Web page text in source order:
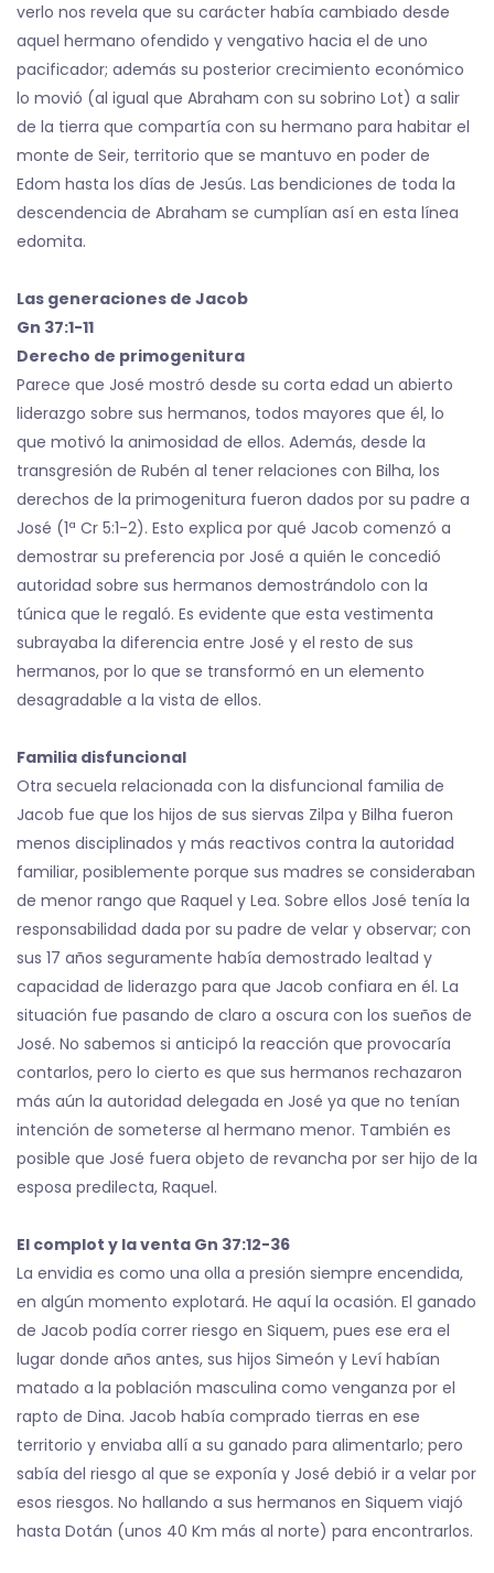
verlo nos revela que su carácter había cambiado desde
aquel hermano ofendido y vengativo hacia el de uno
pacificador; además su posterior crecimiento económico
lo movió (al igual que Abraham con su sobrino Lot) a salir
de la tierra que compartía con su hermano para habitar el
monte de Seir, territorio que se mantuvo en poder de
Edom hasta los días de Jesús. Las bendiciones de toda la
descendencia de Abraham se cumplían así en esta línea
edomita.
Las generaciones de Jacob
Gn 37:1-11
Derecho de primogenitura
Parece que José mostró desde su corta edad un abierto
liderazgo sobre sus hermanos, todos mayores que él, lo
que motivó la animosidad de ellos. Además, desde la
transgresión de Rubén al tener relaciones con Bilha, los
derechos de la primogenitura fueron dados por su padre a
José (1ª Cr 5:1-2). Esto explica por qué Jacob comenzó a
demostrar su preferencia por José a quién le concedió
autoridad sobre sus hermanos demostrándolo con la
túnica que le regaló. Es evidente que esta vestimenta
subrayaba la diferencia entre José y el resto de sus
hermanos, por lo que se transformó en un elemento
desagradable a la vista de ellos.
Familia disfuncional
Otra secuela relacionada con la disfuncional familia de
Jacob fue que los hijos de sus siervas Zilpa y Bilha fueron
menos disciplinados y más reactivos contra la autoridad
familiar, posiblemente porque sus madres se consideraban
de menor rango que Raquel y Lea. Sobre ellos José tenía la
responsabilidad dada por su padre de velar y observar; con
sus 17 años seguramente había demostrado lealtad y
capacidad de liderazgo para que Jacob confiara en él. La
situación fue pasando de claro a oscura con los sueños de
José. No sabemos si anticipó la reacción que provocaría
contarlos, pero lo cierto es que sus hermanos rechazaron
más aún la autoridad delegada en José ya que no tenían
intención de someterse al hermano menor. También es
posible que José fuera objeto de revancha por ser hijo de la
esposa predilecta, Raquel.
El complot y la venta Gn 37:12-36
La envidia es como una olla a presión siempre encendida,
en algún momento explotará. He aquí la ocasión. El ganado
de Jacob podía correr riesgo en Siquem, pues ese era el
lugar donde años antes, sus hijos Simeón y Leví habían
matado a la población masculina como venganza por el
rapto de Dina. Jacob había comprado tierras en ese
territorio y enviaba allí a su ganado para alimentarlo; pero
sabía del riesgo al que se exponía y José debió ir a velar por
esos riesgos. No hallando a sus hermanos en Siquem viajó
hasta Dotán (unos 40 Km más al norte) para encontrarlos.